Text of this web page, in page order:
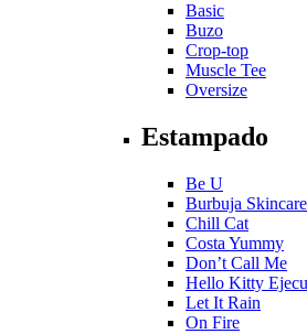
Basic
Buzo
Crop-top
Muscle Tee
Oversize
Estampado
Be U
Burbuja
Chill Cat
Costa Yummy
Don’t Call Me
Hello Kitty
Let It Rain
On Fire